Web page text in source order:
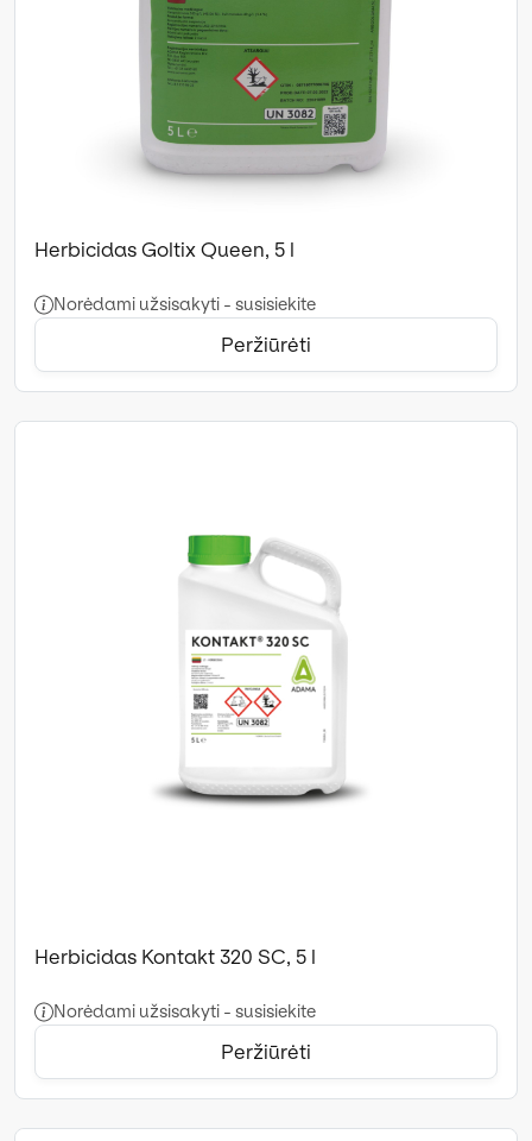
Herbicidas Goltix Queen, 5 l
Norėdami užsisakyti - susisiekite
Peržiūrėti
Herbicidas Kontakt 320 SC, 5 l
Norėdami užsisakyti - susisiekite
Peržiūrėti